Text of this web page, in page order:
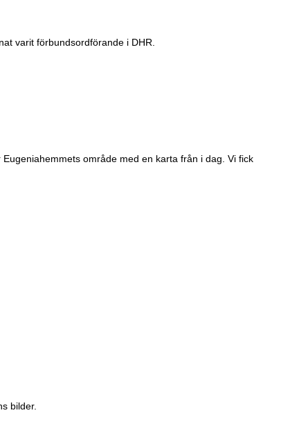
varit förbundsordförande i DHR.
område med en karta från i dag. Vi fick
bilder.